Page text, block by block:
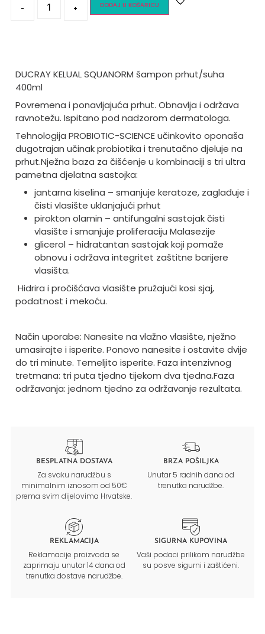
- + DODAJ U KOŠARICU
DUCRAY KELUAL SQUANORM šampon prhut/suha
400ml
Povremena i ponavljajuća prhut. Obnavlja i održava
ravnotežu. Ispitano pod nadzorom dermatologa.
Tehnologija PROBIOTIC-SCIENCE učinkovito oponaša
dugotrajan učinak probiotika i trenutačno djeluje na
prhut.Nježna baza za čišćenje u kombinaciji s tri ultra
pametna djelatna sastojka:
jantarna kiselina – smanjuje keratoze, zaglađuje i
čisti vlasište uklanjajući prhut
pirokton olamin – antifungalni sastojak čisti
vlasište i smanjuje proliferaciju Malasezije
glicerol – hidratantan sastojak koji pomaže
obnovu i održava integritet zaštitne barijere
vlasišta.
Hidrira i pročišćava vlasište pružajući kosi sjaj,
podatnost i mekoću.
Način uporabe: Nanesite na vlažno vlasište, nježno
umasirajte i isperite. Ponovo nanesite i ostavite dvije
do tri minute. Temeljito isperite. Faza intenzivnog
tretmana: tri puta tjedno tijekom dva tjedna.Faza
održavanja: jednom tjedno za održavanje rezultata.
BESPLATNA DOSTAVA
Za svaku narudžbu s
minimalnim iznosom od 50€
prema svim dijelovima Hrvatske.
BRZA POŠILJKA
Unutar 5 radnih dana od
trenutka narudžbe.
REKLAMACIJA
Reklamacije proizvoda se
zaprimaju unutar 14 dana od
trenutka dostave narudžbe.
SIGURNA KUPOVINA
Vaši podaci prilikom narudžbe
su posve sigurni i zaštićeni.